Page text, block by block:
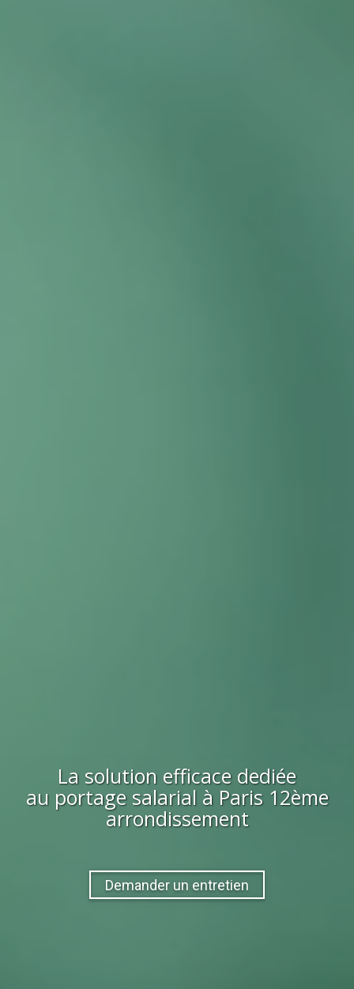
La solution efficace dediée
au portage salarial à Paris 12ème
arrondissement
Demander un entretien